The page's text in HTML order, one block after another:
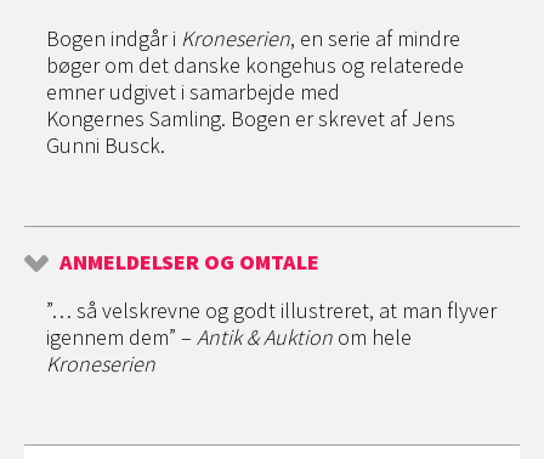
Bogen indgår i Kroneserien, en serie af mindre
bøger om det danske kongehus og relaterede
emner udgivet i samarbejde med
Kongernes Samling. Bogen er skrevet af Jens
Gunni Busck.
ANMELDELSER OG OMTALE
”… så velskrevne og godt illustreret, at man flyver
igennem dem” – Antik & Auktion om hele
Kroneserien